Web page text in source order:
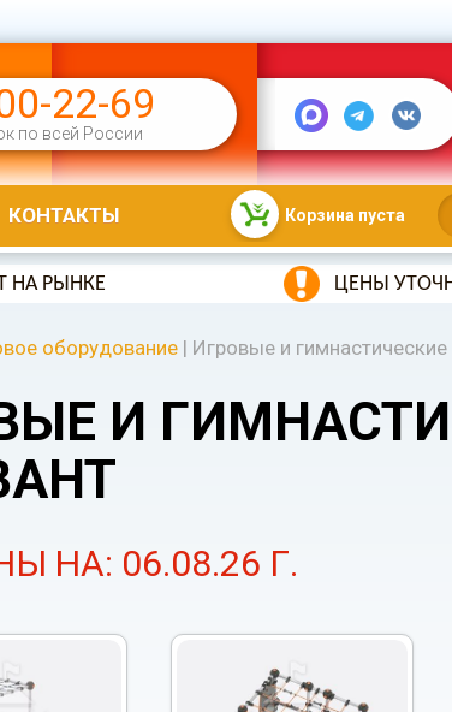
22-69
по всей России
КОНТАКТЫ Корзина пуста
НА РЫНКЕ ЦЕНЫ
оборудование | Игровые и
И
НА: 06.08.26 Г.